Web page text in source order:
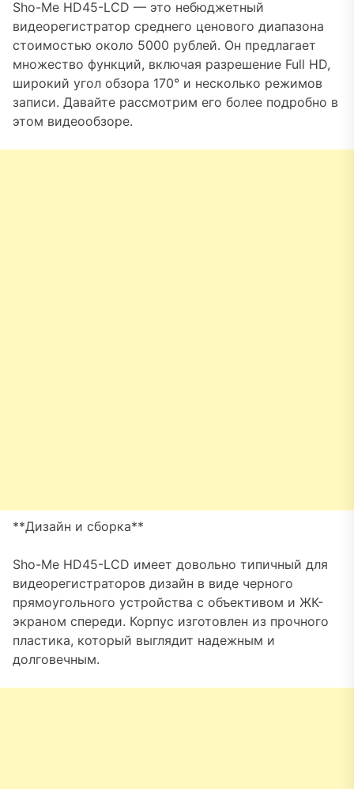
Sho-Me HD45-LCD — это небюджетный
видеорегистратор среднего ценового диапазона
стоимостью около 5000 рублей. Он предлагает
множество функций, включая разрешение Full HD,
широкий угол обзора 170° и несколько режимов
записи. Давайте рассмотрим его более подробно в
этом видеообзоре.
**Дизайн и сборка**
Sho-Me HD45-LCD имеет довольно типичный для
видеорегистраторов дизайн в виде черного
прямоугольного устройства с объективом и ЖК-
экраном спереди. Корпус изготовлен из прочного
пластика, который выглядит надежным и
долговечным.